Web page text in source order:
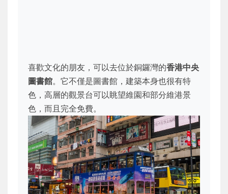
喜歡文化的朋友，可以去位於銅鑼灣的香港中央
圖書館。它不僅是圖書館，建築本身也很有特
色，高層的觀景台可以眺望維園和部分維港景
色，而且完全免費。